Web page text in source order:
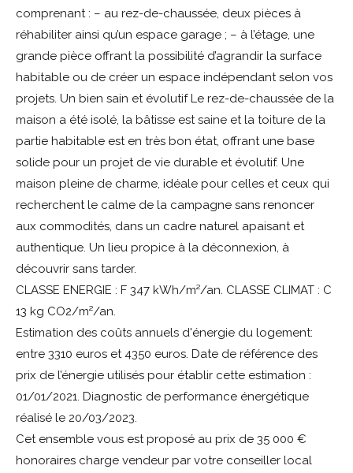
comprenant : – au rez-de-chaussée, deux pièces à
réhabiliter ainsi qu’un espace garage ; – à l’étage, une
grande pièce offrant la possibilité d’agrandir la surface
habitable ou de créer un espace indépendant selon vos
projets. Un bien sain et évolutif Le rez-de-chaussée de la
maison a été isolé, la bâtisse est saine et la toiture de la
partie habitable est en très bon état, offrant une base
solide pour un projet de vie durable et évolutif. Une
maison pleine de charme, idéale pour celles et ceux qui
recherchent le calme de la campagne sans renoncer
aux commodités, dans un cadre naturel apaisant et
authentique. Un lieu propice à la déconnexion, à
découvrir sans tarder.
CLASSE ENERGIE : F 347 kWh/m²/an. CLASSE CLIMAT : C
13 kg CO2/m²/an.
Estimation des coûts annuels d'énergie du logement:
entre 3310 euros et 4350 euros. Date de référence des
prix de l’énergie utilisés pour établir cette estimation :
01/01/2021. Diagnostic de performance énergétique
réalisé le 20/03/2023.
Cet ensemble vous est proposé au prix de 35 000 €
honoraires charge vendeur par votre conseiller local